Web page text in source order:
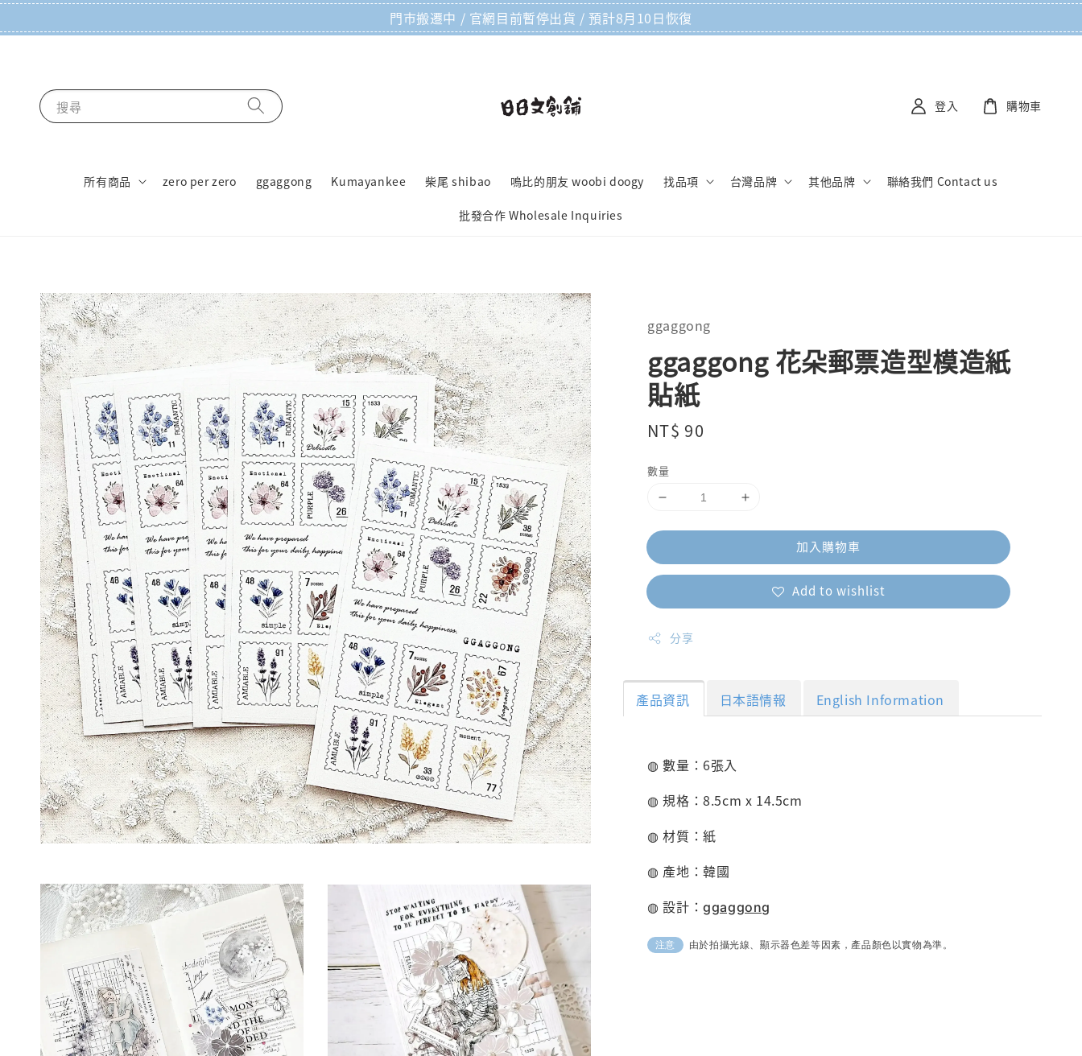
門市搬遷中 / 官網目前暫停出貨 / 預計8月10日恢復
搜尋
所有商品 zero per zero ggaggong Kumayankee 柴尾 shibao 嗚比的朋友 woobi doogy 找品項 台灣品牌 其他品牌 聯絡我們 Contact us
批發合作 Wholesale Inquiries
登入 購物車
ggaggong
ggaggong 花朵郵票造型模造紙
貼紙
Regular
NT$ 90
數量
加入購物車
Add to wishlist
分享
產品資訊 日本語情報 English Information
◍ 數量：6張入
◍ 規格：8.5cm x 14.5cm
◍ 材質：紙
◍ 產地：韓國
◍ 設計：ggaggong
注意 由於拍攝光線、顯示器色差等因素，產品顏色以實物為準。